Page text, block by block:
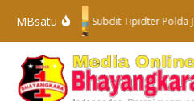
Lewati ke konten
MBsatu
Subdit Tipidter Polda